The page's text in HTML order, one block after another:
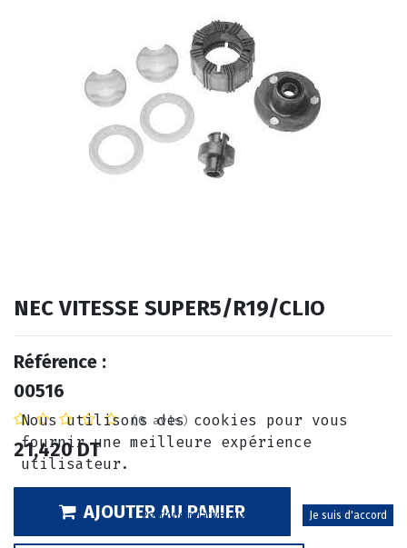
NEC VITESSE SUPER5/R19/CLIO
Référence :
00516
(0 avis)
21,420DT
AJOUTER AU PANIER
Nous utilisons des cookies pour vous
fournir une meilleure expérience
utilisateur.
Politique relative aux cookies Je suis d'accord